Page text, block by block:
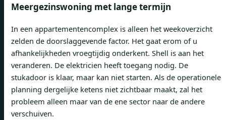
Meergezinswoning met lange termijn
In een appartementencomplex is alleen het weekoverzicht
zelden de doorslaggevende factor. Het gaat erom of u
afhankelijkheden vroegtijdig onderkent. Shell is aan het
veranderen. De elektricien heeft toegang nodig. De
stukadoor is klaar, maar kan niet starten. Als de operationele
planning dergelijke ketens niet zichtbaar maakt, zal het
probleem alleen maar van de ene sector naar de andere
verschuiven.